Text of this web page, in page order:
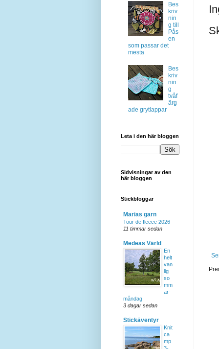
Bes
kriv
nin
g till
Pås
en
som passar det
mesta
Bes
kriv
nin
g
tvåf
ärg
ade grytlappar
Leta i den här bloggen
Sidvisningar av den
här bloggen
Stickbloggar
Marias garn
Tour de fleece 2026
11 timmar sedan
Medeas Värld
En
helt
van
lig
so
mm
ar-
måndag
3 dagar sedan
Stickäventyr
Knit
ca
mp